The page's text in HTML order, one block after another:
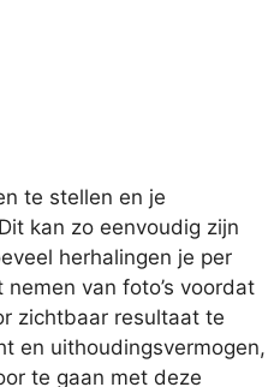
te stellen en je
kan zo eenvoudig zijn
herhalingen je per
van foto’s voordat
zichtbaar resultaat te
en uithoudingsvermogen,
te gaan met deze